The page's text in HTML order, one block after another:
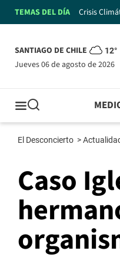
TEMAS DEL DÍA Crisis
SANTIAGO DE CHILE 12°
jueves 06 de agosto de 2026
El Desconcierto >
Caso